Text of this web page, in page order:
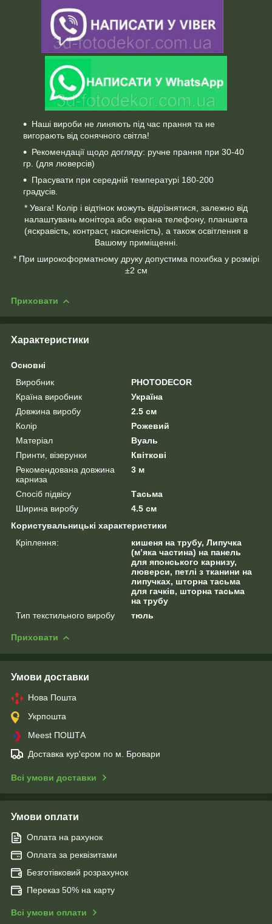
Наші вироби не линяють під час прання та не
вигорають від сонячного світла!
Рекомендації щодо догляду: ручне прання при 30-40
гр. (для люверсів)
Прасувати при середній температурі 180-200
градусів.
* Увага! Колір і відтінок можуть відрізнятися, залежно від
налаштувань монітора або екрана телефону, планшета
(яскравість, контраст, насиченість), а також освітлення в
Вашому приміщенні.
* При широкоформатному друку допустима похибка у розмірі
±2 см
Приховати
Характеристики
Основні
Виробник
PHOTODECOR
Країна виробник
Україна
Довжина виробу
2.5 см
Колір
Рожевий
Матеріал
Вуаль
Принти, візерунки
Квіткові
Рекомендована довжина
карниза
3 м
Спосіб підвісу
Тасьма
Ширина виробу
4.5 см
Користувальницькі характеристики
Кріплення:
кишеня на трубу, Липучка
(м’яка частина) на панель
для японського карнизу,
люверси, петлі з тканини на
липучках, шторна тасьма
для гачків, шторна тасьма
на трубу
Тип текстильного виробу
тюль
Приховати
Умови доставки
Нова Пошта
Укрпошта
Meest ПОШТА
Доставка кур'єром по м. Бровари
Всі умови доставки
Умови оплати
Оплата на рахунок
Оплата за реквізитами
Безготівковий розрахунок
Переказ 50% на карту
Всі умови оплати